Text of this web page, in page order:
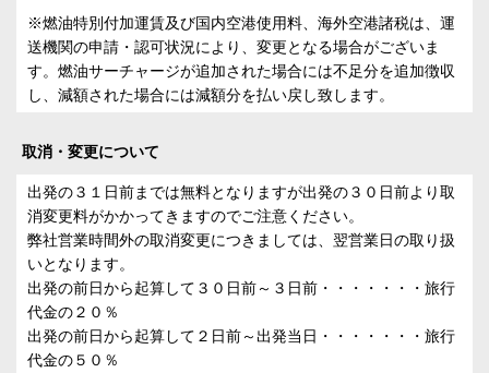
※燃油特別付加運賃及び国内空港使用料、海外空港諸税は、運
送機関の申請・認可状況により、変更となる場合がございま
す。燃油サーチャージが追加された場合には不足分を追加徴収
し、減額された場合には減額分を払い戻し致します。
取消・変更について
出発の３１日前までは無料となりますが出発の３０日前より取
消変更料がかかってきますのでご注意ください。
弊社営業時間外の取消変更につきましては、翌営業日の取り扱
いとなります。
出発の前日から起算して３０日前～３日前・・・・・・・旅行
代金の２０％
出発の前日から起算して２日前～出発当日・・・・・・・旅行
代金の５０％